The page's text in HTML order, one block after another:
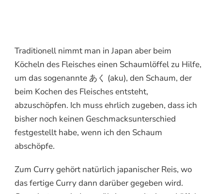
Traditionell nimmt man in Japan aber beim
Köcheln des Fleisches einen Schaumlöffel zu Hilfe,
um das sogenannte あく (aku), den Schaum, der
beim Kochen des Fleisches entsteht,
abzuschöpfen. Ich muss ehrlich zugeben, dass ich
bisher noch keinen Geschmacksunterschied
festgestellt habe, wenn ich den Schaum
abschöpfe.
Zum Curry gehört natürlich japanischer Reis, wo
das fertige Curry dann darüber gegeben wird.